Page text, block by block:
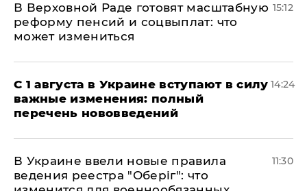
В Верховной Раде готовят масштабную
реформу пенсий и соцвыплат: что
может измениться
15:12
С 1 августа в Украине вступают в силу
важные изменения: полный
перечень нововведений
14:24
В Украине ввели новые правила
ведения реестра "Оберіг": что
11:30